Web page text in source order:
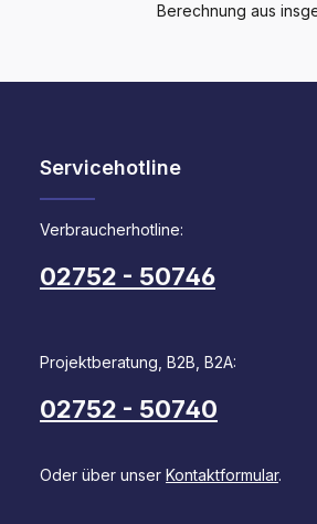
Berechnung aus
Servicehotline
Verbraucherhotline:
02752 - 50746
Projektberatung, B2B, B2A:
02752 - 50740
Oder über unser Kontaktformular.